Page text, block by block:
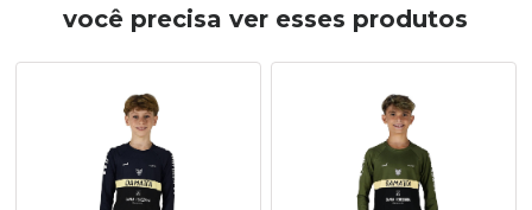
você precisa ver esses produtos